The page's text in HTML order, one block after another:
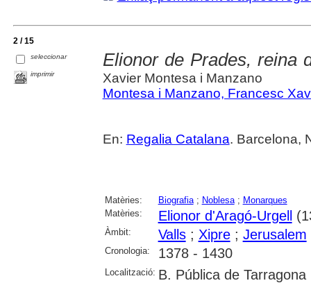
2 / 15
seleccionar
imprimir
Elionor de Prades, reina
Xavier Montesa i Manzano
Montesa i Manzano, Francesc
En: Regalia Catalana. Barcelona,
Matèries: Biografia; Noblesa; Monarques
Matèries:
Elionor d'Aragó-Urgell
Àmbit: Valls; Xipre; Jerusalem
Cronologia: 1378 - 1430
Localització: B. Pública de Tarragona